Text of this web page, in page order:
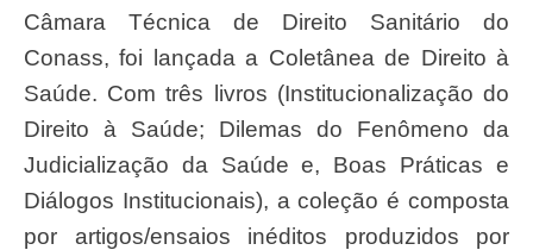
Câmara Técnica de Direito Sanitário do
Conass, foi lançada a Coletânea de Direito à
Saúde. Com três livros (Institucionalização do
Direito à Saúde; Dilemas do Fenômeno da
Judicialização da Saúde e, Boas Práticas e
Diálogos Institucionais), a coleção é composta
por artigos/ensaios inéditos produzidos por